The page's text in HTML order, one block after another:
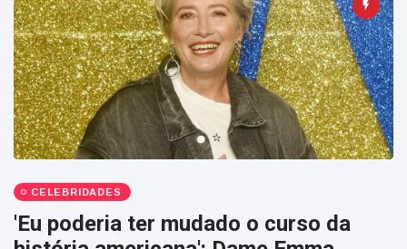
CELEBRIDADES
'Eu poderia ter mudado o curso da